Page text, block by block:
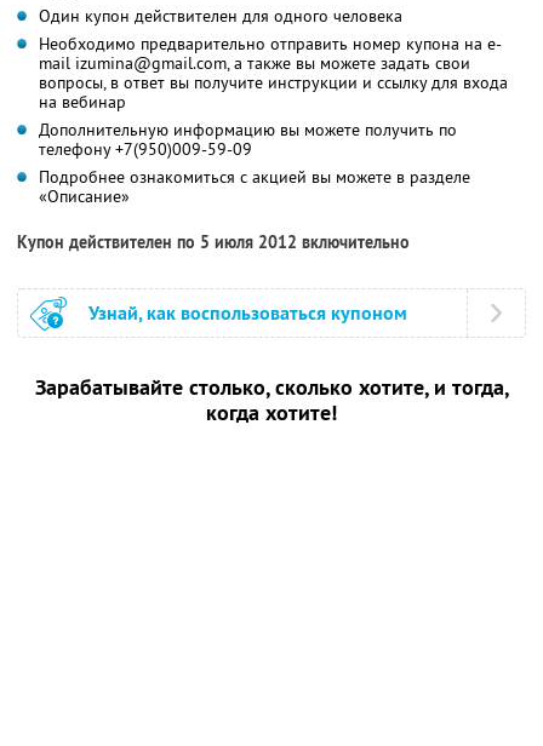
Один купон действителен для одного человека
Необходимо предварительно отправить номер купона на e-
mail izumina@gmail.com, а также вы можете задать свои
вопросы, в ответ вы получите инструкции и ссылку для входа
на вебинар
Дополнительную информацию вы можете получить по
телефону +7(950)009-59-09
Подробнее ознакомиться с акцией вы можете в разделе
«Описание»
Купон действителен по 5 июля 2012 включительно
Узнай, как воспользоваться купоном
Зарабатывайте столько, сколько хотите, и тогда,
когда хотите!